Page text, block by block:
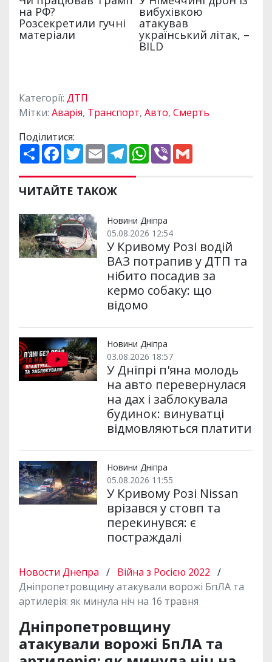
Категорії: ДТП
Мітки: Аварія, Транспорт, Авто, Смерть
Поділитися:
П
о
и
р
и
и
F
a
e
b
o
k
T
w
t
t
e
E
m
i
l
T
e
e
m
W
h
p
V
ЧИТАЙТЕ ТАКОЖ
Новини Дніпра
05.08.2026 12:54
У Кривому Розі водій
ВАЗ потрапив у ДТП та
нібито посадив за
кермо собаку: що
відомо
Новини Дніпра
03.08.2026 18:57
У Дніпрі п'яна молодь
на авто перевернулася
на дах і заблокувала
будинок: винуватці
відмовляються платити
Новини Дніпра
05.08.2026 11:55
У Кривому Розі Nissan
врізався у стовп та
перекинувся: є
постраждалі
Новости Днепра / Війна з Росією 2022 /
Дніпропетровщину атакували ворожі БпЛА та
артилерія: як минула ніч на 16 травня
Дніпропетровщину
атакували ворожі БпЛА та